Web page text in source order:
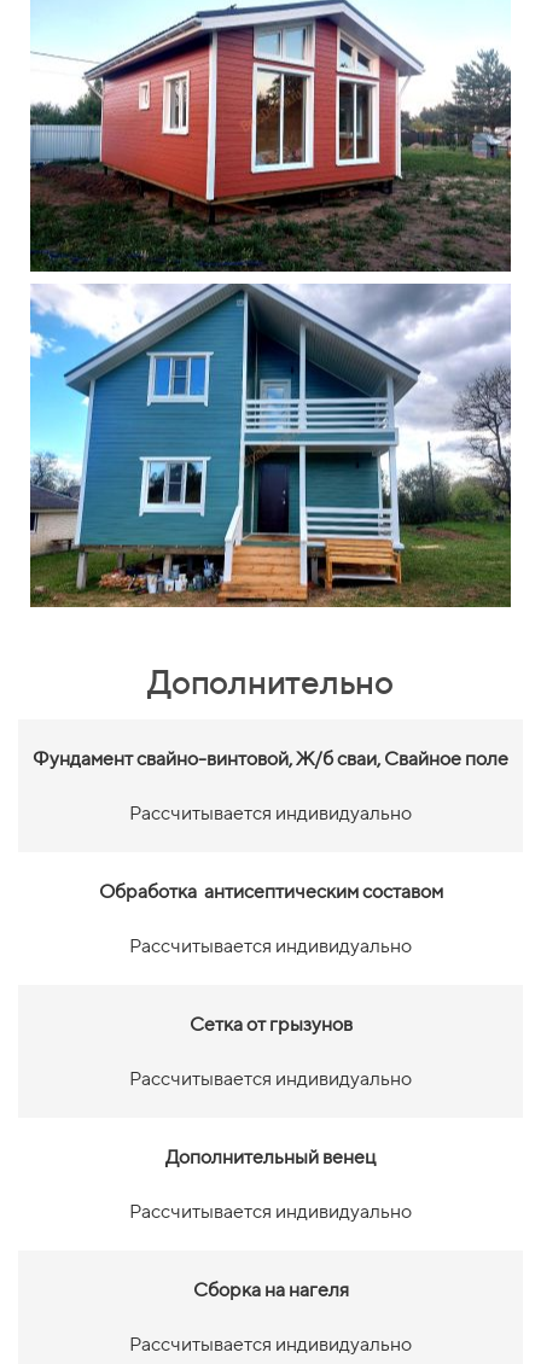
Дополнительно
Фундамент свайно-винтовой,Ж/б сваи, Свайное поле
Рассчитывается индивидуально
Обработка антисептическим составом
Рассчитывается индивидуально
Сетка от грызунов
Рассчитывается индивидуально
Дополнительный венец
Рассчитывается индивидуально
Сборка на нагеля
Рассчитывается индивидуально